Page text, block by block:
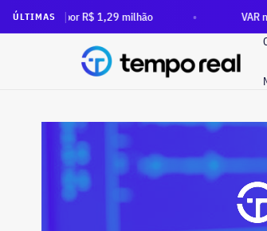
ÚLTIMAS
1,29 milhão VAR não foi